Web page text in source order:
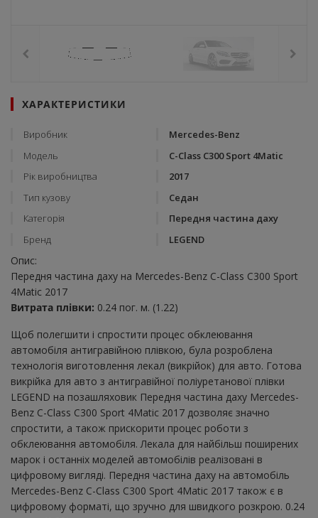
ХАРАКТЕРИСТИКИ
Виробник
Mercedes-Benz
Модель
C-Class C300 Sport 4Matic
Рік виробництва
2017
Тип кузову
Седан
Категорія
Передня частина даху
Бренд
LEGEND
Опис:
Передня частина даху на Mercedes-Benz C-Class C300 Sport
4Matic 2017
Витрата плівки: 0.24 пог. м. (1.22)
Щоб полегшити і спростити процес обклеювання
автомобіля антигравійною плівкою, була розроблена
технологія виготовлення лекал (викрійок) для авто. Готова
викрійка для авто з антигравійної поліуретанової плівки
LEGEND на позашляховик Передня частина даху Mercedes-
Benz C-Class C300 Sport 4Matic 2017 дозволяє значно
спростити, а також прискорити процес роботи з
обклеювання автомобіля. Лекала для найбільш поширених
марок і останніх моделей автомобілів реалізовані в
цифровому вигляді. Передня частина даху на автомобіль
Mercedes-Benz C-Class C300 Sport 4Matic 2017 також є в
цифровому форматі, що зручно для швидкого розкрою. 0.24